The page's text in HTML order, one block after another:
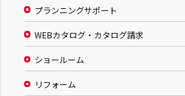
プランニングサポート
WEBカタログ・カタログ請求
ショールーム
リフォーム